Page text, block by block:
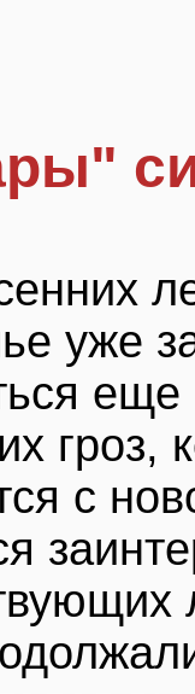
уже
гроз,
с